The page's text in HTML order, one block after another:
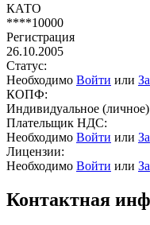
КАТО
****10000
Регистрация
26.10.2005
Статус:
Необходимо Войти или
КОПФ:
Индивидуальное
Плательщик НДС:
Необходимо Войти или
Лицензии:
Необходимо Войти или
Контактная